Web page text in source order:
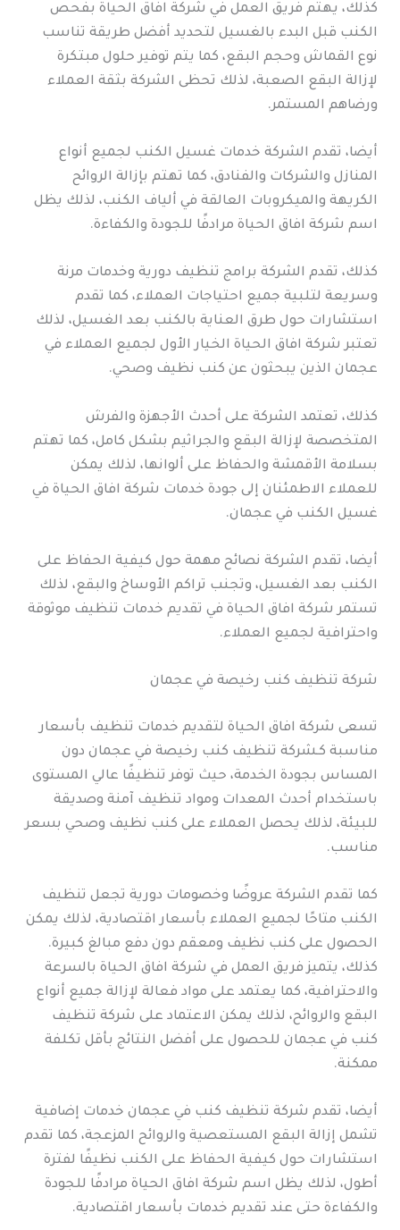
كذلك، يهتم فريق العمل في شركة افاق الحياة بفحص
الكنب قبل البدء بالغسيل لتحديد أفضل طريقة تناسب
نوع القماش وحجم البقع، كما يتم توفير حلول مبتكرة
لإزالة البقع الصعبة، لذلك تحظى الشركة بثقة العملاء
ورضاهم المستمر.
أيضا، تقدم الشركة خدمات غسيل الكنب لجميع أنواع
المنازل والشركات والفنادق، كما تهتم بإزالة الروائح
الكريهة والميكروبات العالقة في ألياف الكنب، لذلك يظل
اسم شركة افاق الحياة مرادفًا للجودة والكفاءة.
كذلك، تقدم الشركة برامج تنظيف دورية وخدمات مرنة
وسريعة لتلبية جميع احتياجات العملاء، كما تقدم
استشارات حول طرق العناية بالكنب بعد الغسيل، لذلك
تعتبر شركة افاق الحياة الخيار الأول لجميع العملاء في
عجمان الذين يبحثون عن كنب نظيف وصحي.
كذلك، تعتمد الشركة على أحدث الأجهزة والفرش
المتخصصة لإزالة البقع والجراثيم بشكل كامل، كما تهتم
بسلامة الأقمشة والحفاظ على ألوانها، لذلك يمكن
للعملاء الاطمئنان إلى جودة خدمات شركة افاق الحياة في
غسيل الكنب في عجمان.
أيضا، تقدم الشركة نصائح مهمة حول كيفية الحفاظ على
الكنب بعد الغسيل، وتجنب تراكم الأوساخ والبقع، لذلك
تستمر شركة افاق الحياة في تقديم خدمات تنظيف موثوقة
واحترافية لجميع العملاء.
شركة تنظيف كنب رخيصة في عجمان
تسعى شركة افاق الحياة لتقديم خدمات تنظيف بأسعار
مناسبة كـشركة تنظيف كنب رخيصة في عجمان دون
المساس بجودة الخدمة، حيث توفر تنظيفًا عالي المستوى
باستخدام أحدث المعدات ومواد تنظيف آمنة وصديقة
للبيئة، لذلك يحصل العملاء على كنب نظيف وصحي بسعر
مناسب.
كما تقدم الشركة عروضًا وخصومات دورية تجعل تنظيف
الكنب متاحًا لجميع العملاء بأسعار اقتصادية، لذلك يمكن
الحصول على كنب نظيف ومعقم دون دفع مبالغ كبيرة.
كذلك، يتميز فريق العمل في شركة افاق الحياة بالسرعة
والاحترافية، كما يعتمد على مواد فعالة لإزالة جميع أنواع
البقع والروائح، لذلك يمكن الاعتماد على شركة تنظيف
كنب في عجمان للحصول على أفضل النتائج بأقل تكلفة
ممكنة.
أيضا، تقدم شركة تنظيف كنب في عجمان خدمات إضافية
تشمل إزالة البقع المستعصية والروائح المزعجة، كما تقدم
استشارات حول كيفية الحفاظ على الكنب نظيفًا لفترة
أطول، لذلك يظل اسم شركة افاق الحياة مرادفًا للجودة
والكفاءة حتى عند تقديم خدمات بأسعار اقتصادية.